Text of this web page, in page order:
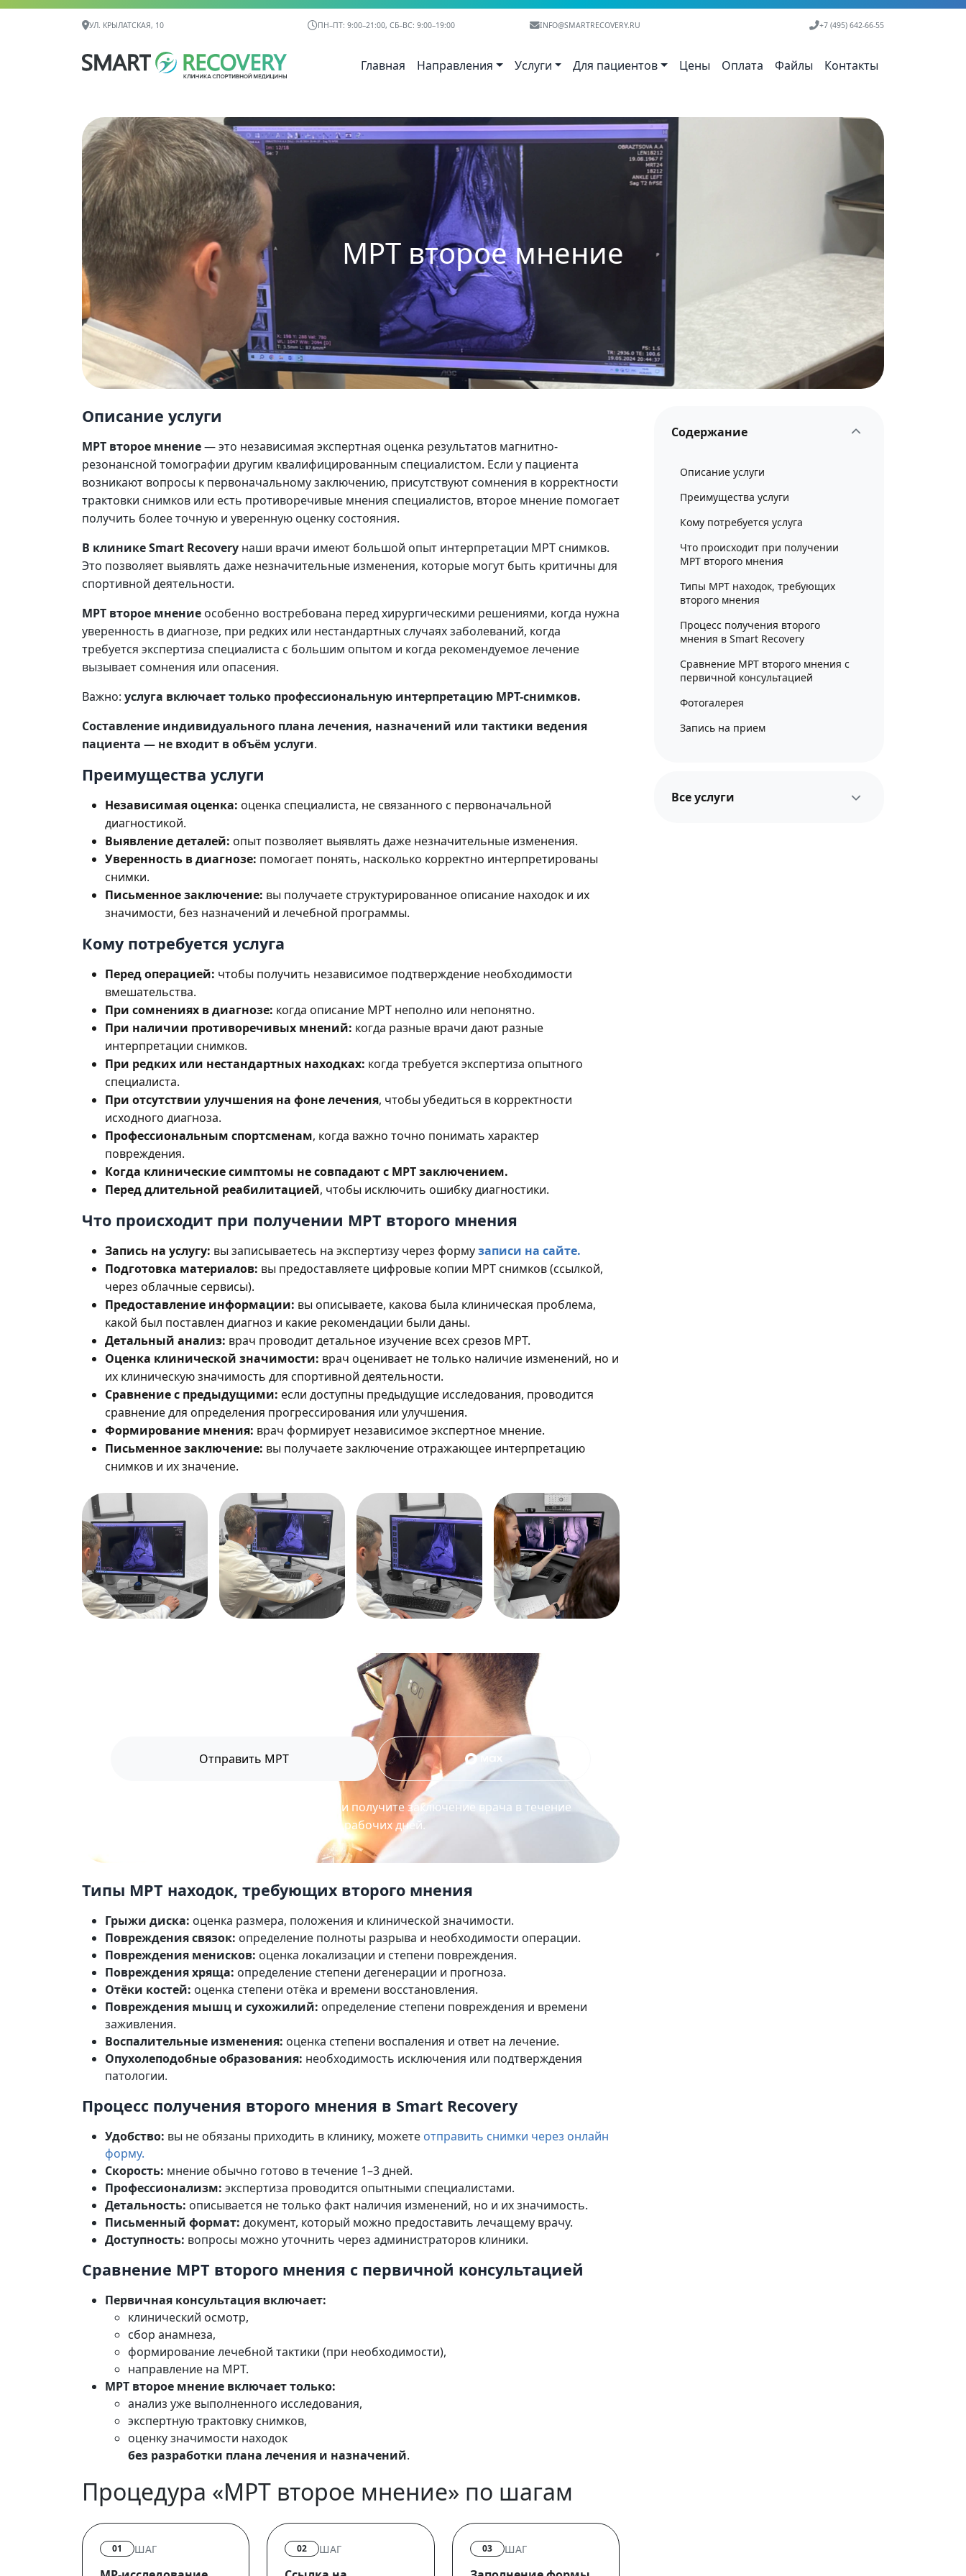
Контактная информация
УЛ. КРЫЛАТСКАЯ, 10 ПН–ПТ: 9:00–21:00, СБ–ВС: 9:00–19:00 INFO@SMARTRECOVERY.RU +7 (495) 642-66-55
Главная Направления Услуги Для пациентов Цены Оплата Файлы Контакты
МРТ второе мнение
Описание услуги
МРТ второе мнение— это независимая экспертная оценка результатов магнитно-
резонансной томографии другим квалифицированным специалистом. Если у пациента
возникают вопросы к первоначальному заключению, присутствуют сомнения в корректности
трактовки снимков или есть противоречивые мнения специалистов, второе мнение помогает
получить более точную и уверенную оценку состояния.
В клинике Smart Recovery наши врачи имеют большой опыт интерпретации МРТ снимков.
Это позволяет выявлять даже незначительные изменения, которые могут быть критичны для
спортивной деятельности.
МРТ второе мнение особенно востребована перед хирургическими решениями, когда нужна
уверенность в диагнозе, при редких или нестандартных случаях заболеваний, когда
требуется экспертиза специалиста с большим опытом и когда рекомендуемое лечение
вызывает сомнения или опасения.
Важно: услуга включает только профессиональную интерпретацию МРТ-снимков.
Составление индивидуального плана лечения, назначений или тактики ведения
пациента — не входит в объём услуги.
Преимущества услуги
Независимая оценка: оценка специалиста, не связанного с первоначальной
диагностикой.
Выявление деталей: опыт позволяет выявлять даже незначительные изменения.
Уверенность в диагнозе: помогает понять, насколько корректно интерпретированы
снимки.
Письменное заключение: вы получаете структурированное описание находок и их
значимости, без назначений и лечебной программы.
Кому потребуется услуга
Перед операцией: чтобы получить независимое подтверждение необходимости
вмешательства.
При сомнениях в диагнозе: когда описание МРТ неполно или непонятно.
При наличии противоречивых мнений: когда разные врачи дают разные
интерпретации снимков.
При редких или нестандартных находках: когда требуется экспертиза опытного
специалиста.
При отсутствии улучшения на фоне лечения, чтобы убедиться в корректности
исходного диагноза.
Профессиональным спортсменам, когда важно точно понимать характер
повреждения.
Когда клинические симптомы не совпадают с МРТ заключением.
Перед длительной реабилитацией, чтобы исключить ошибку диагностики.
Что происходит при получении МРТ второго мнения
Запись на услугу: вы записываетесь на экспертизу через формузаписи на сайте.
Подготовка материалов: вы предоставляете цифровые копии МРТ снимков (ссылкой,
через облачные сервисы).
Предоставление информации: вы описываете, какова была клиническая проблема,
какой был поставлен диагноз и какие рекомендации были даны.
Детальный анализ: врач проводит детальное изучение всех срезов МРТ.
Оценка клинической значимости: врач оценивает не только наличие изменений, но и
их клиническую значимость для спортивной деятельности.
Сравнение с предыдущими: если доступны предыдущие исследования, проводится
сравнение для определения прогрессирования или улучшения.
Формирование мнения: врач формирует независимое экспертное мнение.
Письменное заключение: вы получаете заключение отражающее интерпретацию
снимков и их значение.
Отправить МРТ
Прикрепите ссылку на исследование и получите заключение врача в течение
нескольких рабочих дней.
Типы МРТ находок, требующих второго мнения
Грыжи диска: оценка размера, положения и клинической значимости.
Повреждения связок: определение полноты разрыва и необходимости операции.
Повреждения менисков: оценка локализации и степени повреждения.
Повреждения хряща: определение степени дегенерации и прогноза.
Отёки костей: оценка степени отёка и времени восстановления.
Повреждения мышц и сухожилий: определение степени повреждения и времени
заживления.
Воспалительные изменения: оценка степени воспаления и ответ на лечение.
Опухолеподобные образования: необходимость исключения или подтверждения
патологии.
Процесс получения второго мнения в Smart Recovery
Удобство: вы не обязаны приходить в клинику, можете отправить снимки через онлайн
форму.
Скорость: мнение обычно готово в течение 1–3 дней.
Профессионализм: экспертиза проводится опытными специалистами.
Детальность: описывается не только факт наличия изменений, но и их значимость.
Письменный формат: документ, который можно предоставить лечащему врачу.
Доступность: вопросы можно уточнить через администраторов клиники.
Сравнение МРТ второго мнения с первичной консультацией
Первичная консультация включает:
клинический осмотр,
сбор анамнеза,
формирование лечебной тактики (при необходимости),
направление на МРТ.
МРТ второе мнение включает только:
анализ уже выполненного исследования,
экспертную трактовку снимков,
оценку значимости находок
без разработки плана лечения и назначений.
Процедура «МРТ второе мнение» по шагам
01 ШАГ 02 ШАГ 03 ШАГ
Содержание
Описание услуги
Преимущества услуги
Кому потребуется услуга
Что происходит при получении
МРТ второго мнения
Типы МРТ находок, требующих
второго мнения
Процесс получения второго
мнения в Smart Recovery
Сравнение МРТ второго мнения с
первичной консультацией
Фотогалерея
Запись на прием
Все услуги